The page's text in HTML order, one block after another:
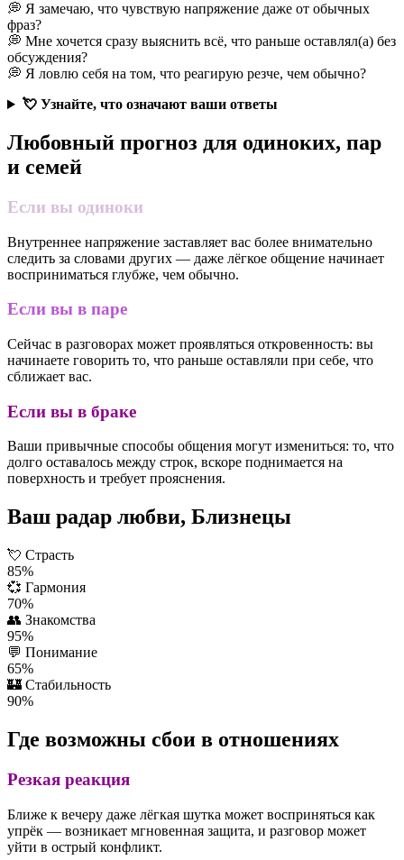
💭 Я замечаю, что чувствую напряжение даже от обычных
фраз?
💭 Мне хочется сразу выяснить всё, что раньше оставлял(а) без
обсуждения?
💭 Я ловлю себя на том, что реагирую резче, чем обычно?
💘 Узнайте, что означают ваши ответы
Любовный прогноз для одиноких, пар
и семей
Если вы одиноки
Внутреннее напряжение заставляет вас более внимательно
следить за словами других — даже лёгкое общение начинает
восприниматься глубже, чем обычно.
Если вы в паре
Сейчас в разговорах может проявляться откровенность: вы
начинаете говорить то, что раньше оставляли при себе, что
сближает вас.
Если вы в браке
Ваши привычные способы общения могут измениться: то, что
долго оставалось между строк, вскоре поднимается на
поверхность и требует прояснения.
Ваш радар любви, Близнецы
💘 Страсть
85%
💞 Гармония
70%
👥 Знакомства
95%
💬 Понимание
65%
🏰 Стабильность
90%
Где возможны сбои в отношениях
Резкая реакция
Ближе к вечеру даже лёгкая шутка может восприняться как
упрёк — возникает мгновенная защита, и разговор может
уйти в острый конфликт.